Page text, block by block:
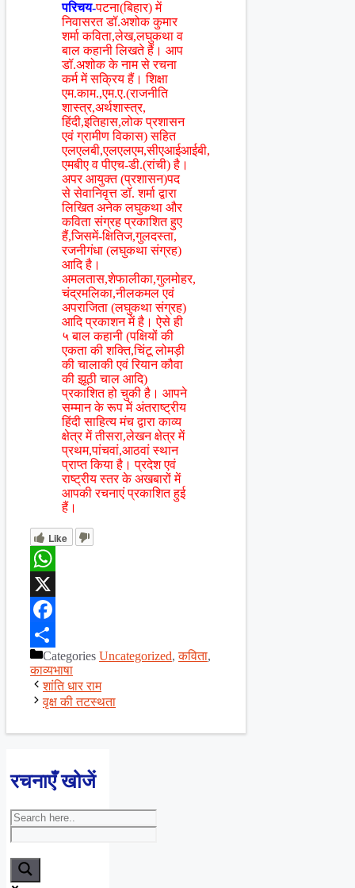
परिचय-पटना(बिहार) में
निवासरत डॉ.अशोक कुमार
शर्मा कविता,लेख,लघुकथा व
बाल कहानी लिखते हैं। आप
डॉ.अशोक के नाम से रचना
कर्म में सक्रिय हैं। शिक्षा
एम.काम.,एम.ए.(राजनीति
शास्त्र,अर्थशास्त्र,
हिंदी,इतिहास,लोक प्रशासन
एवं ग्रामीण विकास) सहित
एलएलबी,एलएलएम,सीएआईआईबी,
एमबीए व पीएच-डी.(रांची) है।
अपर आयुक्त (प्रशासन)पद
से सेवानिवृत्त डॉ. शर्मा द्वारा
लिखित अनेक लघुकथा और
कविता संग्रह प्रकाशित हुए
हैं,जिसमें-क्षितिज,गुलदस्ता,
रजनीगंधा (लघुकथा संग्रह)
आदि है।
अमलतास,शेफालीका,गुलमोहर,
चंद्रमलिका,नीलकमल एवं
अपराजिता (लघुकथा संग्रह)
आदि प्रकाशन में है। ऐसे ही
५ बाल कहानी (पक्षियों की
एकता की शक्ति,चिंटू लोमड़ी
की चालाकी एवं रियान कौवा
की झूठी चाल आदि)
प्रकाशित हो चुकी है। आपने
सम्मान के रूप में अंतराष्ट्रीय
हिंदी साहित्य मंच द्वारा काव्य
क्षेत्र में तीसरा,लेखन क्षेत्र में
प्रथम,पांचवां,आठवां स्थान
प्राप्त किया है। प्रदेश एवं
राष्ट्रीय स्तर के अखबारों में
आपकी रचनाएं प्रकाशित हुई
हैं।
Like
WhatsApp
X
Facebook
ShareCategories Uncategorized,कविता,
काव्यभाषा
शांति धार राम
वृक्ष की तटस्थता
रचनाएँ खोजें